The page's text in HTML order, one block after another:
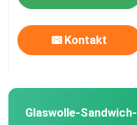
Dekorative
Stahlblech-Spule
Kontakt
Glaswolle-